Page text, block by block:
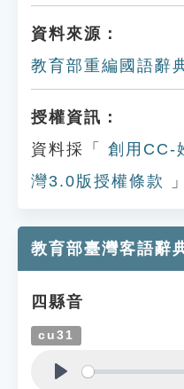
資料來源：
教育部重編國語辭
授權資訊：
資料採「
創用CC-
灣3.0版授權條款
教育部臺灣客語辭
四縣音
cu31